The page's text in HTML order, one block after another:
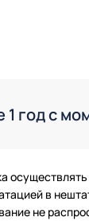
год с
в
не